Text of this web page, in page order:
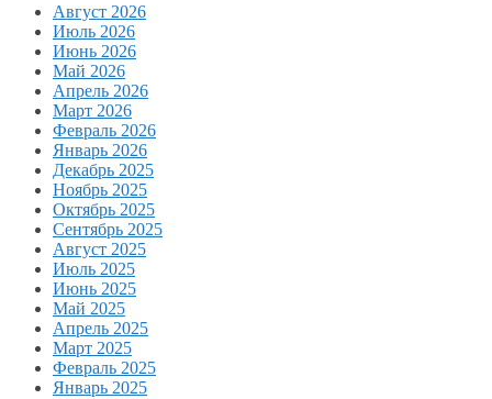
Август 2026
Июль 2026
Июнь 2026
Май 2026
Апрель 2026
Март 2026
Февраль 2026
Январь 2026
Декабрь 2025
Ноябрь 2025
Октябрь 2025
Сентябрь 2025
Август 2025
Июль 2025
Июнь 2025
Май 2025
Апрель 2025
Март 2025
Февраль 2025
Январь 2025